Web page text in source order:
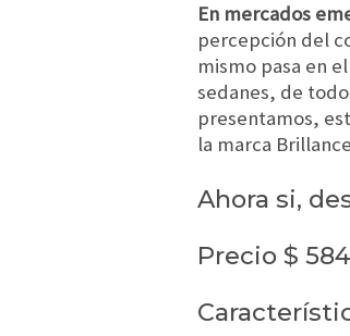
En mercados
percepción del
mismo pasa en
sedanes, de
presentamos,
la marca
Ahora si,
Precio $